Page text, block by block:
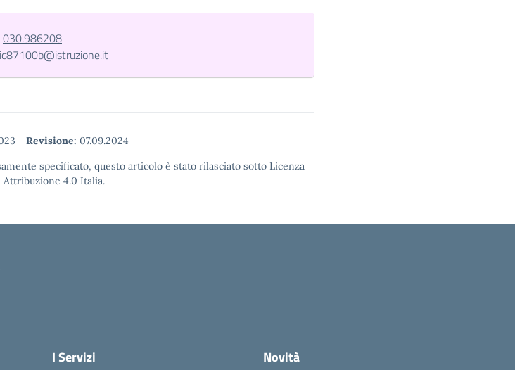
030.986208
- Revisione: 07.09.2024
specificato, questo articolo è stato rilasciato sotto Licenza
4.0 Italia.
I Servizi Novità